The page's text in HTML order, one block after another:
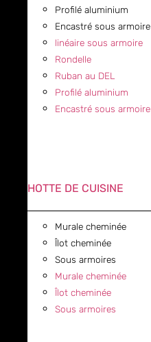
Profilé aluminium
Encastré sous armoire
linéaire sous armoire
Rondelle
Ruban au DEL
Profilé aluminium
Encastré sous armoire
HOTTE DE CUISINE
Murale cheminée
Îlot cheminée
Sous armoires
Murale cheminée
Îlot cheminée
Sous armoires